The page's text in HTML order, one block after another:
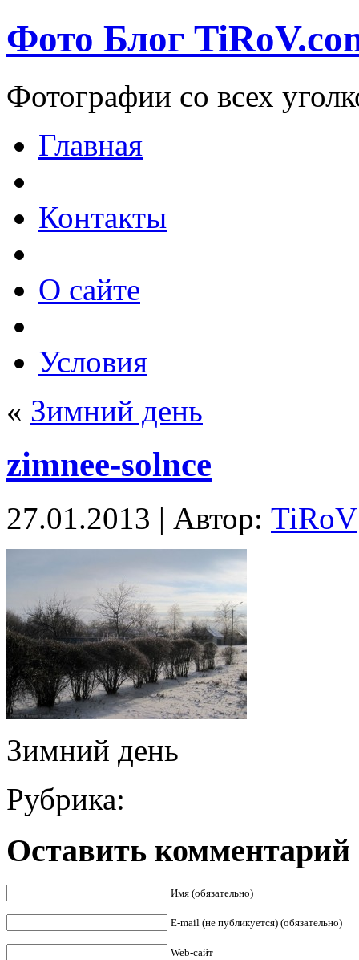
Фото Блог
Фотографии со всех
Главная
Контакты
О сайте
Условия
« Зимний день
zimnee-solnce
27.01.2013 | Автор: TiRoV
Зимний день
Рубрика:
Оставить комментарий
Имя (обязательно)
E-mail (не публикуется) (обязательно)
Web-сайт